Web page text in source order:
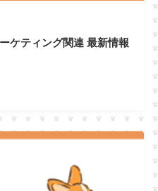
ケティング関連 最新情報